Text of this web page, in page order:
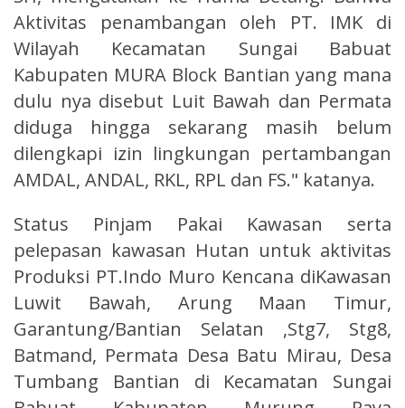
Aktivitas penambangan oleh PT. IMK di
Wilayah Kecamatan Sungai Babuat
Kabupaten MURA Block Bantian yang mana
dulu nya disebut Luit Bawah dan Permata
diduga hingga sekarang masih belum
dilengkapi izin lingkungan pertambangan
AMDAL, ANDAL, RKL, RPL dan FS." katanya.
Status Pinjam Pakai Kawasan serta
pelepasan kawasan Hutan untuk aktivitas
Produksi PT.Indo Muro Kencana diKawasan
Luwit Bawah, Arung Maan Timur,
Garantung/Bantian Selatan ,Stg7, Stg8,
Batmand, Permata Desa Batu Mirau, Desa
Tumbang Bantian di Kecamatan Sungai